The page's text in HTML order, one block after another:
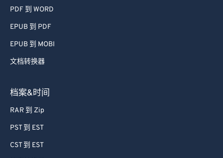
PDF 到 WORD
EPUB 到 PDF
EPUB 到 MOBI
文档转换器
档案&时间
RAR 到 Zip
PST 到 EST
CST 到 EST